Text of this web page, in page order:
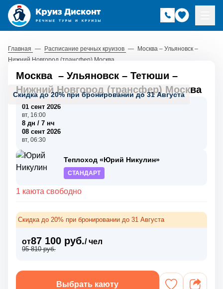
Главная — Расписание речных круизов — Москва – Ульяновск –
Нижний Новгород (трансфер) Москва
Скидка до 20% при бронировании до 31 Августа
Москва – Ульяновск – Тетюши –
Нижний Новгород (трансфер) Москва
01 сент 2026
вт, 16:00
8 дн / 7 нч
08 сент 2026
вт, 06:30
Теплоход «Юрий Никулин»
СТАНДАРТ
1 каюта свободно
Скидка до 20% при бронировании до 31 Августа
от87 100 руб./ чел
95 810 руб.
Выбрать каюту